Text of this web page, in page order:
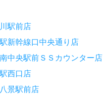
駅前店
新幹線口中央通り店
中央駅前ＳＳカウンター店
西口店
景駅前店